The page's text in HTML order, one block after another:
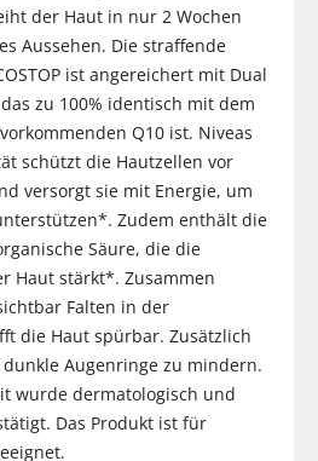
der Haut in nur 2 Wochen
Aussehen. Die straffende
ist angereichert mit Dual
zu 100% identisch mit dem
Q10 ist. Niveas
schützt die Hautzellen vor
versorgt sie mit Energie, um
Zudem enthält die
Säure, die die
Haut stärkt*. Zusammen
Falten in der
die Haut spürbar. Zusätzlich
Augenringe zu mindern.
wurde dermatologisch und
Das Produkt ist für